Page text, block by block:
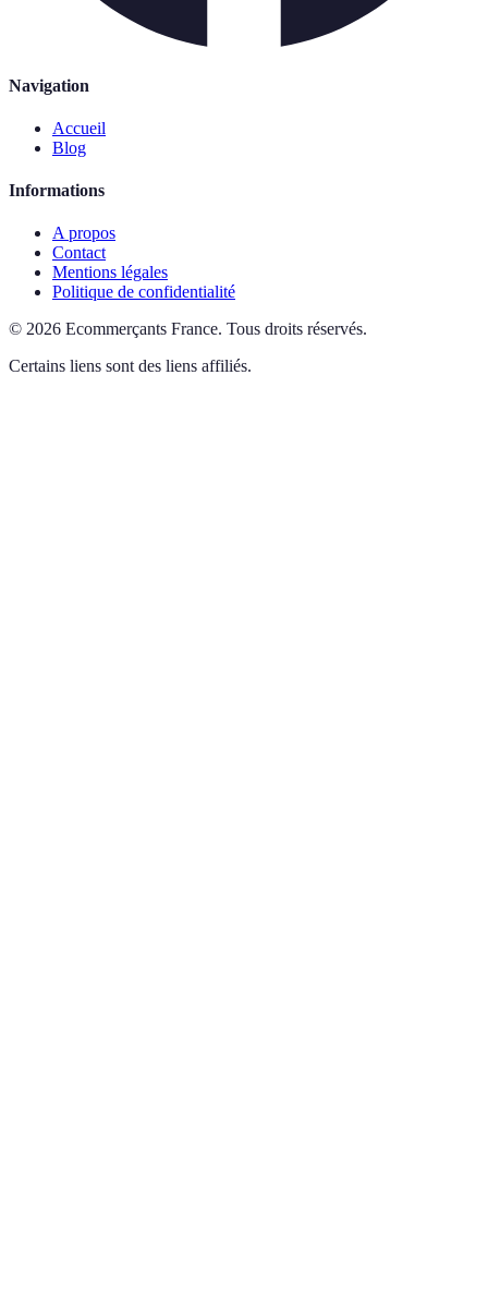
Navigation
Accueil
Blog
Informations
A propos
Contact
Mentions légales
Politique de confidentialité
© 2026 Ecommerçants France. Tous droits réservés.
Certains liens sont des liens affiliés.